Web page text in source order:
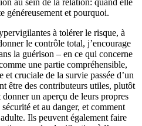
généreusement et pourquoi.
à tolérer le risque, à
le contrôle total, j’encourage
la guérison – en ce qui concerne
une partie compréhensible,
cruciale de la survie passée d’un
être des contributeurs utiles, plutôt
un aperçu de leurs propres
et au danger, et comment
Ils peuvent également faire